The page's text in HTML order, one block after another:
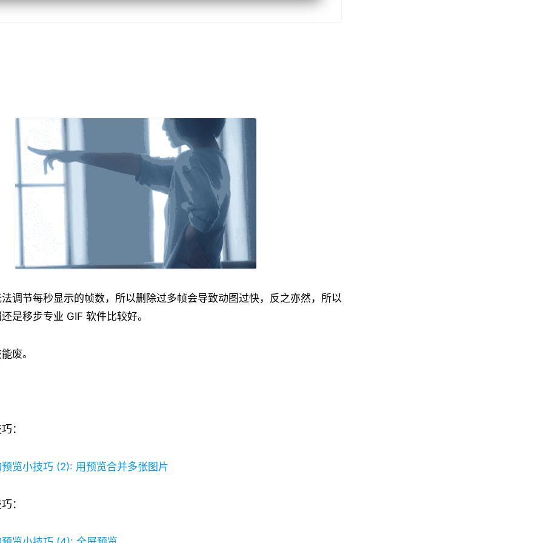
调节每秒显示的帧数，所以删除过多帧会导致动图过快，反之亦然，所以
是移步专业 GIF 软件比较好。
废。
：
览小技巧 (2): 用预览合并多张图片
：